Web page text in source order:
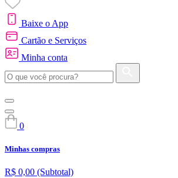
Baixe o App
Cartão e Serviços
Minha conta
0
Minhas compras
R$ 0,00 (Subtotal)